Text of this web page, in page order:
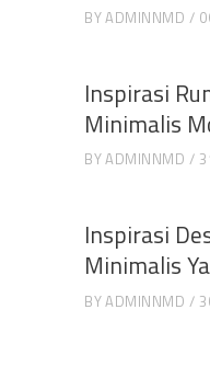
BYADMINNMD
Inspirasi
Minimalis
BYADMINNMD
Inspirasi
Minimalis
BYADMINNMD